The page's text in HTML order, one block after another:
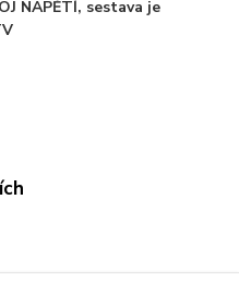
NAPĚTÍ, sestava je